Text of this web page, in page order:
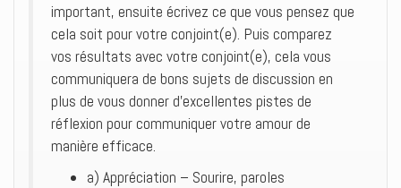
important, ensuite écrivez ce que vous pensez que
cela soit pour votre conjoint(e). Puis comparez
vos résultats avec votre conjoint(e), cela vous
communiquera de bons sujets de discussion en
plus de vous donner d’excellentes pistes de
réflexion pour communiquer votre amour de
manière efficace.
a) Appréciation – Sourire, paroles